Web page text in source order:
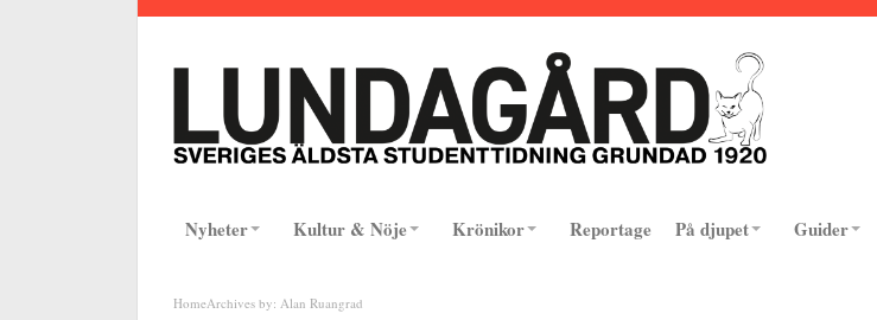
Nyheter Kultur & Nöje Krönikor Reportage På djupet Guider
HomeArchives by: Alan Ruangrad